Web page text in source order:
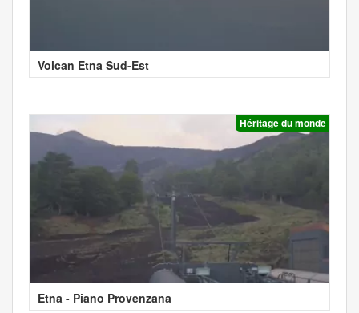
Volcan Etna Sud-Est
Héritage du monde
Etna - Piano Provenzana